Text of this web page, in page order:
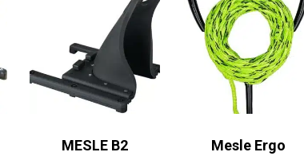
MESLE B2
Mesle Ergo